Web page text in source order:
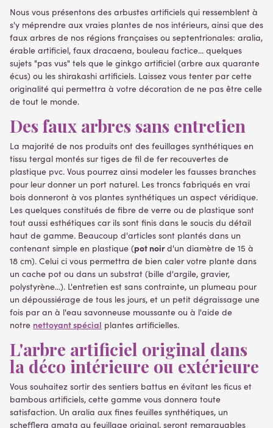
(1 avis)
Nous vous présentons des arbustes artificiels qui ressemblent à
s'y méprendre aux vraies plantes de nos intérieurs, ainsi que des
faux arbres de nos régions françaises ou septentrionales: aralia,
érable artificiel, faux dracaena, bouleau factice... quelques
sujets "pas vus" tels que le ginkgo artificiel (arbre aux quarante
écus) ou les shirakashi artificiels. Laissez vous tenter par cette
originalité qui permettra à votre décoration de ne pas être celle
de tout le monde.
Des faux arbres sans entretien
La majorité de nos produits ont des feuillages synthétiques en
tissu tergal montés sur tiges de fil de fer recouvertes de
plastique pvc. Vous pourrez ainsi modeler les fausses branches
pour leur donner un port naturel. Les troncs fabriqués en vrai
bois donneront à vos plantes synthétiques un aspect véridique.
Les quelques constitués de fibre de verre ou de plastique sont
tout aussi esthétiques car ils sont finis dans le soucis du détail
haut de gamme. Beaucoup d'articles sont plantés dans un
contenant simple en plastique (pot noird'un diamètre de 15 à
18 cm). Celui ci vous permettra de bien caler votre plante dans
un cache pot ou dans un substrat (bille d'argile, gravier,
polystyrène...). L'entretien est sans contrainte, un plumeau pour
un dépoussiérage de tous les jours, et un petit dégraissage une
fois par an à l'eau savonneuse moussante ou à l'aide de
notre nettoyant spécial plantes artificielles.
L'arbre artificiel original dans
la déco intérieure ou extérieure
Vous souhaitez sortir des sentiers battus en évitant les ficus et
bambous artificiels, cette gamme vous donnera toute
satisfaction. Un aralia aux fines feuilles synthétiques, un
schefflera amata au feuillage original, seront remarquables